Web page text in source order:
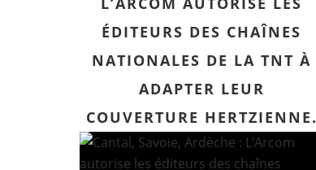
ÉDITEURS DES CHAÎNES
NATIONALES DE LA TNT À
ADAPTER LEUR
COUVERTURE HERTZIENNE.